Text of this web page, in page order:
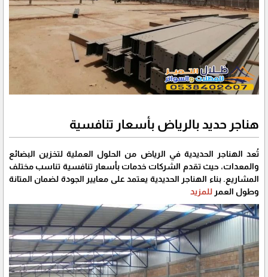
هناجر حديد بالرياض بأسعار تنافسية
تُعد الهناجر الحديدية في الرياض من الحلول العملية لتخزين البضائع
والمعدات، حيث تقدم الشركات خدمات بأسعار تنافسية تناسب مختلف
المشاريع. بناء الهناجر الحديدية يعتمد على معايير الجودة لضمان المتانة
وطول العمر للمزيد